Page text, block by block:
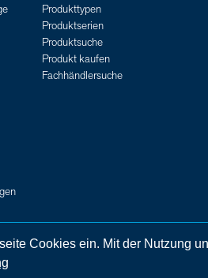
Produkttypen
Produktserien
Produktsuche
Produkt kaufen
Fachhändlersuche
Datenschutzerklärung
Cookies ein. Mit der Nutzung